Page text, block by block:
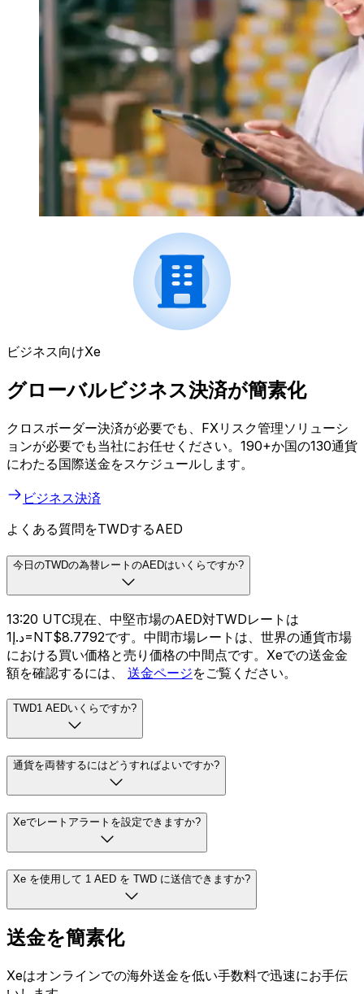
ビジネス向けXe
グローバルビジネス決済が簡素化
クロスボーダー決済が必要でも、FXリスク管理ソリューシ
ョンが必要でも当社にお任せください。190+か国の130通貨
にわたる国際送金をスケジュールします。
ビジネス決済
よくある質問をTWDするAED
今日のTWDの為替レートのAEDはいくらですか?
13:20 UTC現在、中堅市場のAED対TWDレートは
د.إ1=NT$8.7792です。中間市場レートは、世界の通貨市場
における買い価格と売り価格の中間点です。Xeでの送金金
額を確認するには、 送金ページをご覧ください。
TWD1 AEDいくらですか?
通貨を両替するにはどうすればよいですか?
Xeでレートアラートを設定できますか?
Xe を使用して 1 AED を TWD に送信できますか?
送金を簡素化
Xeはオンラインでの海外送金を低い手数料で迅速にお手伝